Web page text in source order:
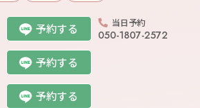
予約する 当日予約
050-1807-2572
予約する
予約する